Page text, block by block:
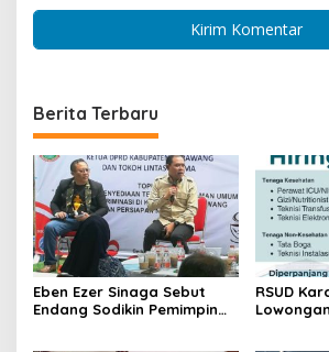
Berita Terbaru
Eben Ezer Sinaga Sebut
Endang Sodikin Pemimpin
RSUD